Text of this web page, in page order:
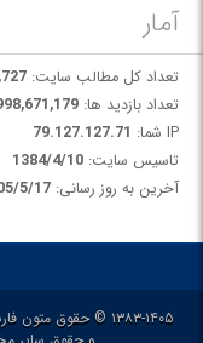
آمار
تعداد کل مطالب سایت:
تعداد بازدید ها:
IP شما:
79.127.127.71
تاسیس سایت: 1384/4/10
آخرین به روز رسانی: 5/17